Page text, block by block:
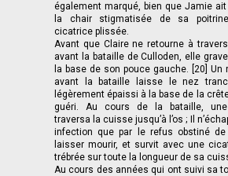
également marqué, bien que Jamie
la chair stigmatisée de sa
cicatrice plissée.
Avant que Claire ne retourne à
avant la bataille de Culloden, elle
la base de son pouce gauche. [20]
avant la bataille laisse le nez
légèrement épaissi à la base de la
guéri. Au cours de la bataille,
traversa la cuisse jusqu’à l’os ; Il
infection que par le refus obstiné
laisser mourir, et survit avec une
trébrée sur toute la longueur de sa
Au cours des années qui ont suivi sa